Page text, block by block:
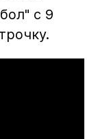
с 9